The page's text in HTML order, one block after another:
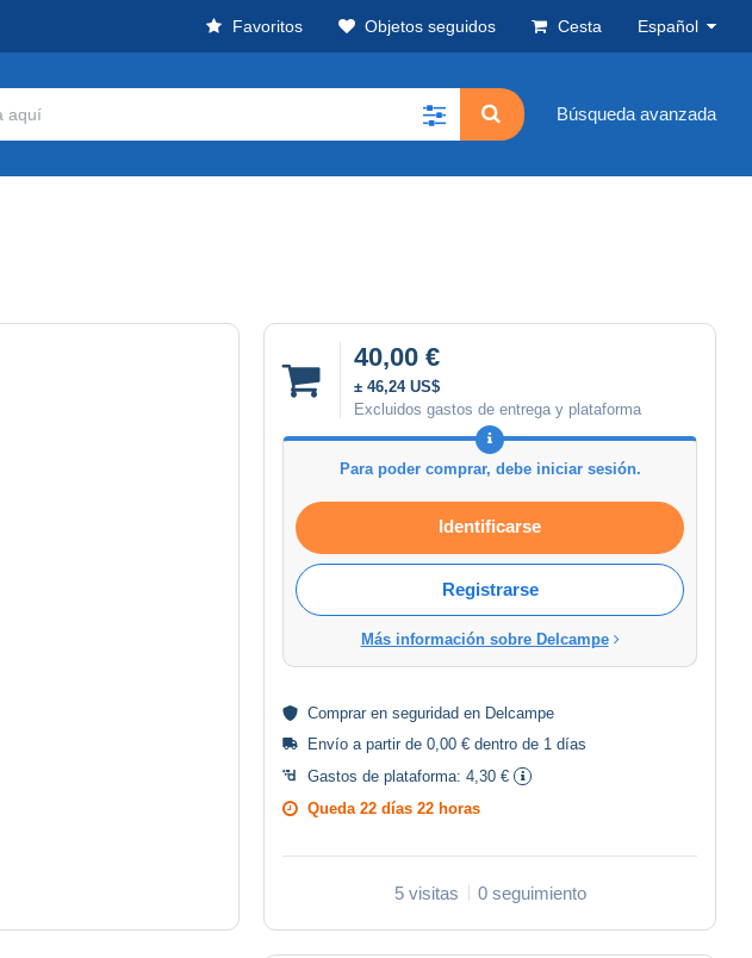
Favoritos Objetos seguidos Cesta Español
Búsqueda avanzada
40,00 €
± 46,24 US$
Excluidos gastos de entrega y plataforma
Para poder comprar, debe iniciar sesión.
Identificarse
Registrarse
Más información sobre Delcampe
Comprar en seguridad en Delcampe
Envío a partir de 0,00 € dentro de 1 días
Gastos de plataforma: 4,30 €
Queda 22 días 22 horas
5 visitas 0 seguimiento